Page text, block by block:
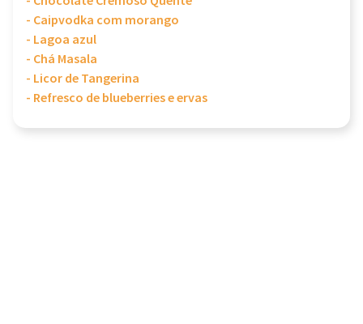
- Caipvodka com morango
- Lagoa azul
- Chá Masala
- Licor de Tangerina
- Refresco de blueberries e ervas